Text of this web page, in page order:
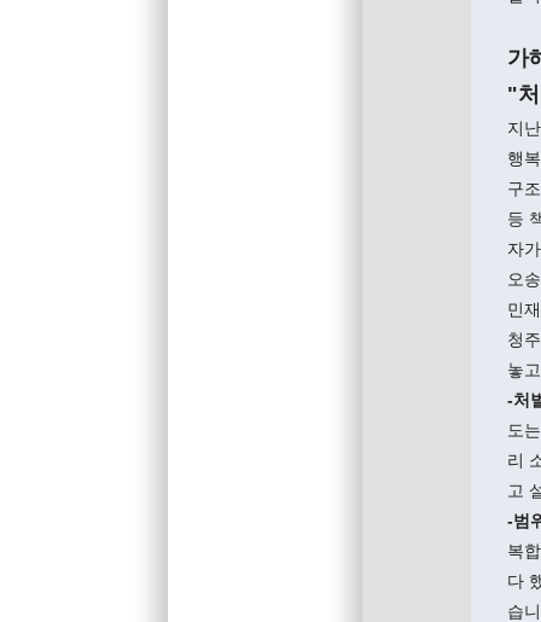
가
"
지
행
구
등
자
오
민
청
놓
-처
도
리
고
-범
복
다
습